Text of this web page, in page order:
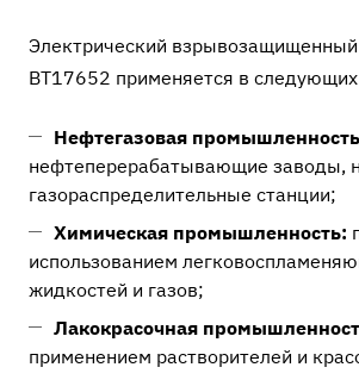
Электрический
ВТ17652 применяется в следующих
Нефтегазовая
нефтеперерабатывающие заводы,
газораспределительные станции;
Химическая промышленность:
использованием
жидкостей и газов;
Лакокрасочная
применением растворителей и